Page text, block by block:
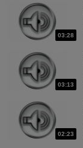
03:28
03:13
02:23